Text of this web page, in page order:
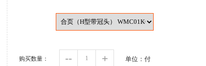
购买数量： -- + 单位：付